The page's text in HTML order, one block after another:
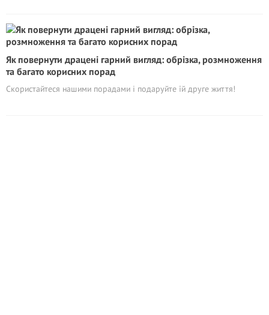
Як повернути драцені гарний вигляд: обрізка, розмноження
та багато корисних порад
Скористайтеся нашими порадами і подаруйте їй друге життя!